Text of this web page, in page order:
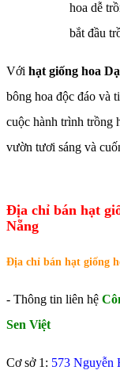
hoa dễ
bắt đầu
Với hạt giống hoa
bông hoa độc đáo và
cuộc hành trình trồng
vườn tươi sáng và
Địa chỉ bán hạt
Nẵng
Địa chỉ bán hạt giống
- Thông tin liên hệ
Sen Việt
Cơ sở 1: 573 Nguyễn